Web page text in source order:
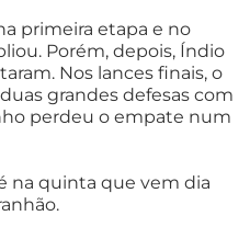
primeira etapa e no
Porém, depois, Índio
Nos lances finais, o
grandes defesas com
perdeu o empate num
na quinta que vem dia